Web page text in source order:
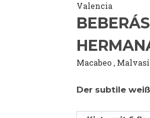
Valencia
Macabeo ,
Der subtile